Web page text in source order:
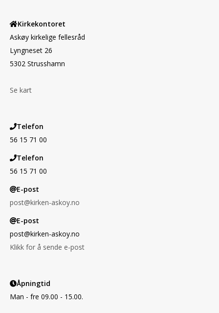
Kirkekontoret
Askøy kirkelige fellesråd
Lyngneset 26
5302 Strusshamn
Se kart
Telefon
56 15 71 00
Telefon
56 15 71 00
E-post
post@kirken-askoy.no
E-post
post@kirken-askoy.no
Klikk for å sende e-post
Åpningtid
Man - fre 09.00 - 15.00.